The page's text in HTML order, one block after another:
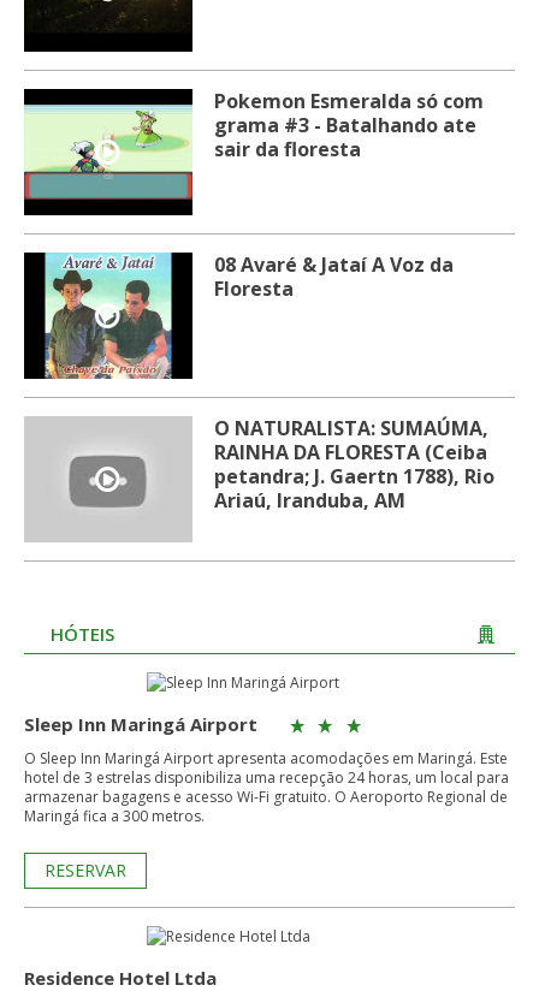
Pokemon Esmeralda só com
grama #3 - Batalhando ate
sair da floresta
08 Avaré & Jataí A Voz da
Floresta
O NATURALISTA: SUMAÚMA,
RAINHA DA FLORESTA (Ceiba
petandra; J. Gaertn 1788), Rio
Ariaú, Iranduba, AM
HÓTEIS
Sleep Inn Maringá Airport
O Sleep Inn Maringá Airport apresenta acomodações em Maringá. Este
hotel de 3 estrelas disponibiliza uma recepção 24 horas, um local para
armazenar bagagens e acesso Wi-Fi gratuito. O Aeroporto Regional de
Maringá fica a 300 metros.
RESERVAR
Residence Hotel Ltda